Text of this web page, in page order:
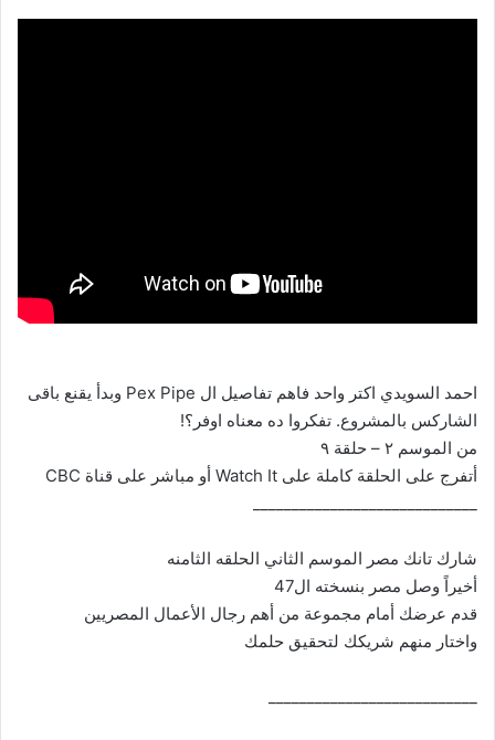
احمد السويدي اكتر واحد فاهم تفاصيل ال Pex Pipe وبدأ يقنع باقى
الشاركس بالمشروع. تفكروا ده معناه اوفر؟!
من الموسم ٢ – حلقة ٩
أتفرج على الحلقة كاملة على Watch It أو مباشر على قناة CBC
شارك تانك مصر الموسم الثاني الحلقه الثامنه
أخيراً وصل مصر بنسخته ال47
قدم عرضك أمام مجموعة من أهم رجال الأعمال المصريين
واختار منهم شريكك لتحقيق حلمك